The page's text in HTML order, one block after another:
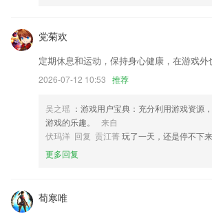
2.高清音质，儿童专属画风，精选内容寓教于乐，
3.·支持多种外国语言的翻译，用户能够自由选择使
5.：课程期限内可无限次回放，让孩子听懂、看懂
6.英语阅读免费软件走遍美国app爱语吧小学英语
剑桥英语小说馆app新概念英语全四册app少儿口语
伟德最新版本下载更新了什么?
党菊欢
定期休息和运动，保持身心健康，在游戏外
2026-07-12 10:53 推荐
吴之瑶 ：游戏用户宝典：充分利用游戏资源
游戏的乐趣。
来自
伏玛洋 回复 贡江菁玩了一天，还是停不下来
更多回复
荀寒唯